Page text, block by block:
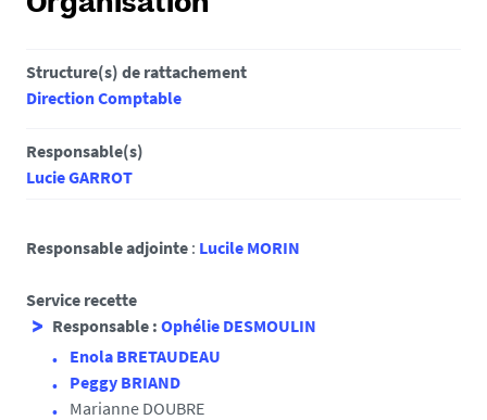
i
:
Organisation
Structure(s) de rattachement
Direction Comptable
Responsable(s)
Lucie GARROT
Responsable adjointe : Lucile MORIN
Service recette
Responsable : Ophélie DESMOULIN
Enola BRETAUDEAU
Peggy BRIAND
Marianne DOUBRE